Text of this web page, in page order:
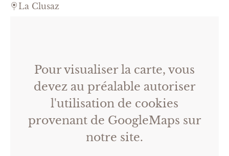
La Clusaz
Pour visualiser la carte, vous
devez au préalable autoriser
l'utilisation de cookies
provenant de GoogleMaps sur
notre site.